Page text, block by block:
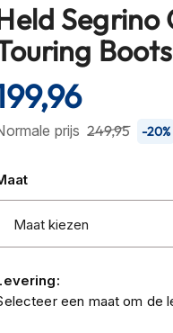
Segrino
prijs 249,95 -20%
een maat om de